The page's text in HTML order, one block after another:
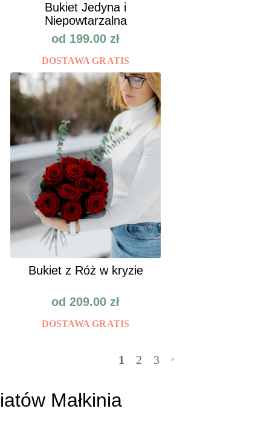
Bukiet Jedyna i
Niepowtarzalna
od 199.00 zł
DOSTAWA GRATIS
Bukiet z Róż w kryzie
od 209.00 zł
DOSTAWA GRATIS
1 2 3 »
Małkinia